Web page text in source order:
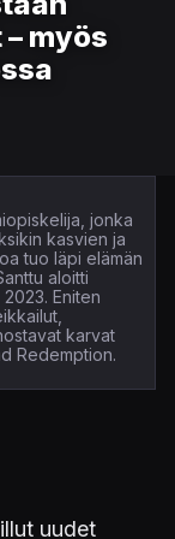
myös
jonka
kasvien ja
tuo läpi elämän
aloitti
Eniten
karvat
Redemption.
uudet